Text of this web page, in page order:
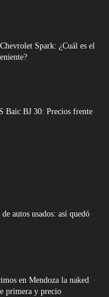
Spark: ¿Cuál es el
Baic BJ 30: Precios frente
autos usados: así quedó
en Mendoza la naked
primera y precio